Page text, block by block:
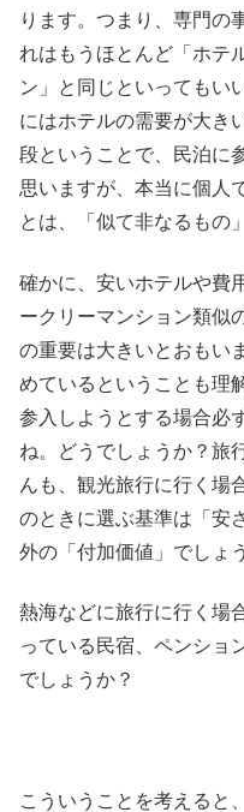
ります。つまり、専門の
れはもうほとんど「ホテ
ン」と同じといってもい
にはホテルの需要が大き
段ということで、民泊に
思いますが、本当に個人
とは、「似て非なるもの
確かに、安いホテルや費
ークリーマンション類似
の重要は大きいとおもい
めているということも理
参入しようとする場合必
ね。どうでしょうか？旅
んも、観光旅行に行く場
のときに選ぶ基準は「安
外の「付加価値」でしょ
熱海などに旅行に行く場
っている民宿、ペンシ
でしょうか？
こういうことを考えると